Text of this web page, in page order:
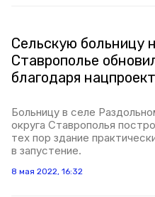
Сельскую больницу
Ставрополье
благодаря
Больницу в селе
округа Ставрополья
тех пор здание
в запустение.
8 мая 2022, 16:32